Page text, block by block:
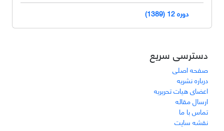
دوره 12 (1389)
دسترسی سریع
صفحه اصلی
درباره نشریه
اعضای هیات تحریریه
ارسال مقاله
تماس با ما
نقشه سایت